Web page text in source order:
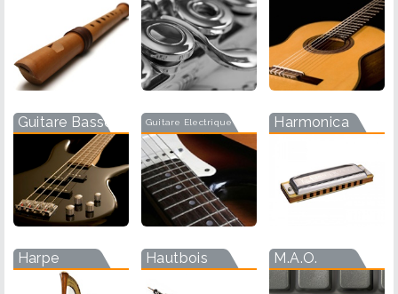
Guitare Basse Guitare Electrique Harmonica
Harpe Hautbois M.A.O.